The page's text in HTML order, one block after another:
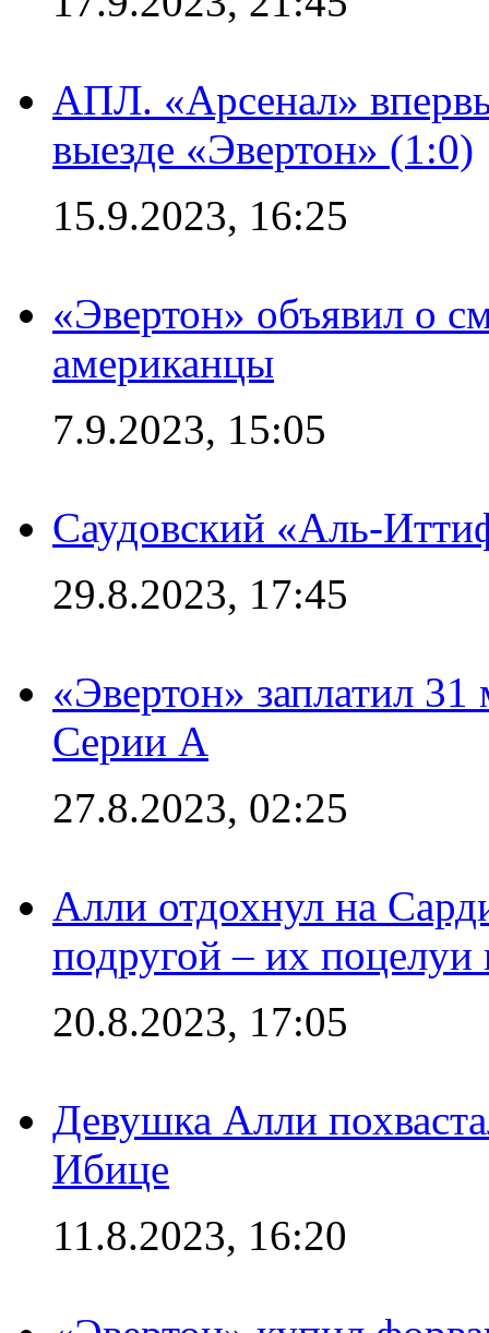
АПЛ. «Арсенал»
выезде «Эвертон» (1:0)
15.9.2023, 16:25
«Эвертон» объявил о
американцы
7.9.2023, 15:05
Саудовский «Аль-
29.8.2023, 17:45
«Эвертон» заплатил
Серии А
27.8.2023, 02:25
Алли отдохнул на
подругой – их поцелуи
20.8.2023, 17:05
Девушка Алли
Ибице
11.8.2023, 16:20